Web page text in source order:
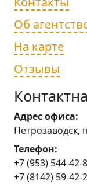
Об
На карте
Отзывы
Адрес офиса:
Петрозаводск,
Телефон:
+7 (953) 544-42-
+7 (8142) 59-42-